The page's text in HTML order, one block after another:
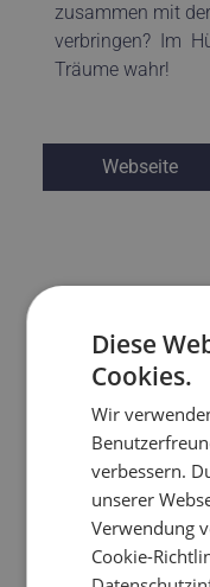
zusammen mit
verbringen? Im
Träume wahr!
Webseite
Entdecken Sie
Diese
Cookies.
Wir
verbessern.
unserer
Verwendung
Cookie-